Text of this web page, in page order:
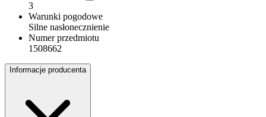
3
Warunki pogodowe
Silne nasłonecznienie
Numer przedmiotu
1508662
Informacje producenta